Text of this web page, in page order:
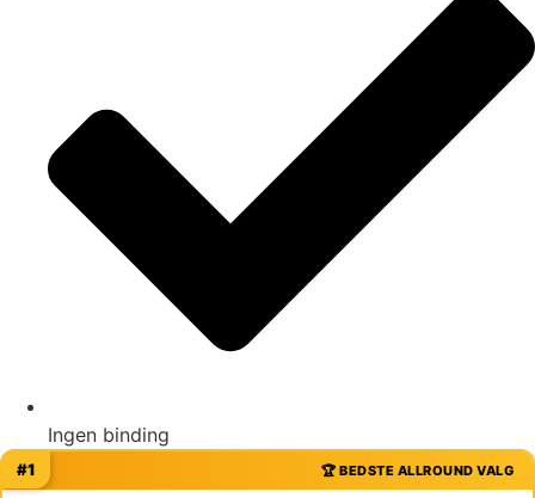
Ingen binding
🏆 BEDSTE ALLROUND VALG
#1